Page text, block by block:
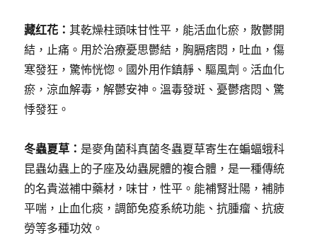
藏红花：其乾燥柱頭味甘性平，能活血化瘀，散鬱開
結，止痛。用於治療憂思鬱結，胸膈痞悶，吐血，傷
寒發狂，驚怖恍惚。國外用作鎮靜、驅風劑。活血化
瘀，涼血解毒，解鬱安神。溫毒發斑、憂鬱痞悶、驚
悸發狂。
冬蟲夏草： 是麥​​角菌科真菌冬蟲夏草寄生在蝙蝠蛾科
昆蟲幼蟲上的子座及幼蟲屍體的複合體，是一種傳統
的名貴滋補中藥材，味甘，性平。能補腎壯陽，補肺
平喘，止血化痰，調節免疫系統功能、抗腫瘤、抗疲
勞等多種功效。